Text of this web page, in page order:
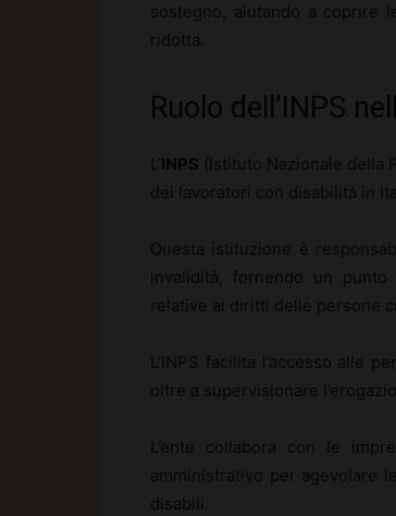
sostegno, aiutando a coprire
ridotta.
Ruolo dell’INPS
L’INPS (Istituto Nazionale della
dei lavoratori con disabilità in
Questa istituzione è
invalidità, fornendo un
relative ai diritti delle persone
L’INPS facilita l’accesso alle
oltre a supervisionare
L’ente collabora con le
amministrativo per agevolare
disabili.